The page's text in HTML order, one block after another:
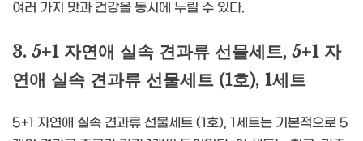
여러 가지 맛과 건강을 동시에 누릴 수 있다.
3. 5+1 자연애 실속 견과류 선물세트, 5+1 자
연애 실속 견과류 선물세트 (1호), 1세트
5+1 자연애 실속 견과류 선물세트 (1호), 1세트는 기본적으로 5